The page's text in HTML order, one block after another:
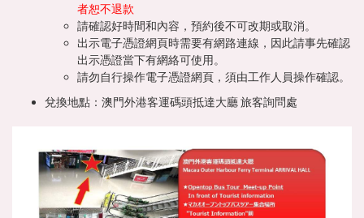
者恕不退款
請確認好時間和內容，預約後不可改期或取消。
出示電子憑證網頁時需要有網路連線，因此請事先確認
出示憑證當下有網絡可使用。
請勿自行操作電子憑證網頁，須由工作人員操作確認。
兌換地點：澳門外港客運碼頭抵達大廳 旅客詢問處